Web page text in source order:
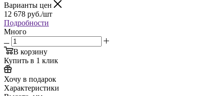
Варианты цен
12 678 руб./шт
Подробности
Много
В корзину
Купить в 1 клик
Хочу в подарок
Характеристики